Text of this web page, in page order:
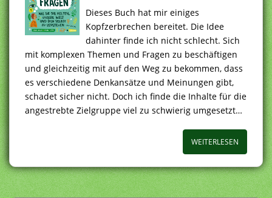
Dieses Buch hat mir einiges
Kopfzerbrechen bereitet. Die Idee
dahinter finde ich nicht schlecht. Sich
mit komplexen Themen und Fragen zu beschäftigen
und gleichzeitig mit auf den Weg zu bekommen, dass
es verschiedene Denkansätze und Meinungen gibt,
schadet sicher nicht. Doch ich finde die Inhalte für die
angestrebte Zielgruppe viel zu schwierig umgesetzt…
WEITERLESEN